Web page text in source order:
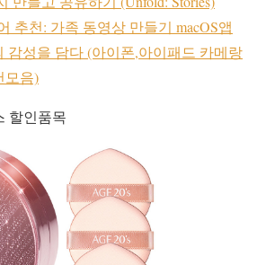
추천: 가족 동영상 만들기 macOS앱
감성을 담다 (아이폰,아이패드 카메랑
모음)
할인품목